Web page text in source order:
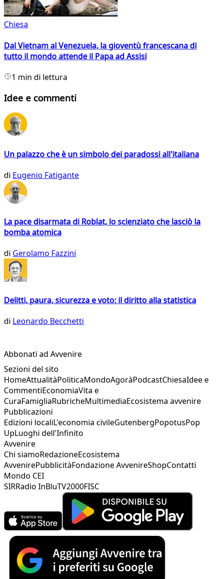
Chiesa
Dal Vietnam al Venezuela, la gioventù francescana di
tutto il mondo attende il Papa ad Assisi
1 min di lettura
Idee e commenti
Un palazzo che è un simbolo dei paradossi all'italiana
di Eugenio Fatigante
La pace disarmata di Roblat, lo scienziato che lasciò la
bomba atomica
di Gerolamo Fazzini
Delitti, paura, sicurezza e voto: il diritto alla statistica
di Leonardo Becchetti
Abbonati ad Avvenire
Sezioni del sito
HomeAttualitàPoliticaMondoAgoràPodcastChiesaIdee e
CommentiEconomiaVita e
CuraFamigliaRubricheMultimediaEcosistema avvenire
Pubblicazioni
Edizioni localiL'economia civileGutenbergPopotusPop
UpLuoghi dell'Infinito
Avvenire
Chi siamoRedazioneEcosistema
AvvenirePubblicitàFondazione AvvenireShopContatti
Mondo CEI
SIRRadio InBluTV2000FISC